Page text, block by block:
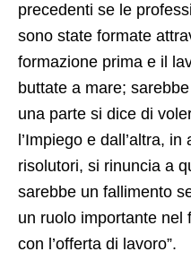
precedenti se le
sono state formate
formazione prima e il
buttate a mare;
una parte si dice di
l’Impiego e dall’altra,
risolutori, si rinuncia a
sarebbe un fallimento
un ruolo importante nel
con l’offerta di lavoro”.